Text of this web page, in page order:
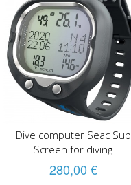
Dive computer Seac Sub
Screen for diving
280,00 €